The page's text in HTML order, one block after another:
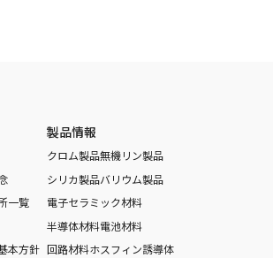
一覧
本方針
製品情報
クロム製品無機リン製品
シリカ製品バリウム製品
電子セラミック材料
半導体材料電池材料
回路材料ホスフィン誘導体